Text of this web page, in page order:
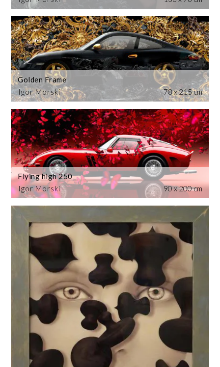
Igor Morski
Golden Frame
78 x 215 cm
Igor Morski
Flying high 250
90 x 200 cm